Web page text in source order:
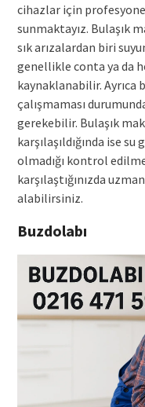
cihazlar için
sunmaktayız. Bulaşık
sık arızalardan biri
genellikle conta ya da
kaynaklanabilir. Ayrıca
çalışmaması
gerekebilir. Bulaşık
karşılaşıldığında ise
olmadığı kontrol
karşılaştığınızda
alabilirsiniz.
Buzdolabı